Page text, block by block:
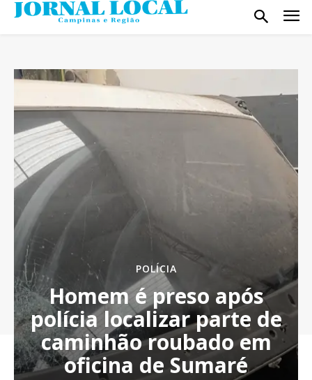
POLÍCIA
Homem é preso após
polícia localizar parte de
caminhão roubado em
oficina de Sumaré